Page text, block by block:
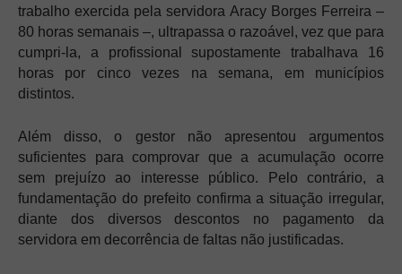
trabalho exercida pela servidora Aracy Borges Ferreira –
80 horas semanais –, ultrapassa o razoável, vez que para
cumpri-la, a profissional supostamente trabalhava 16
horas por cinco vezes na semana, em municípios
distintos.
Além disso, o gestor não apresentou argumentos
suficientes para comprovar que a acumulação ocorre
sem prejuízo ao interesse público. Pelo contrário, a
fundamentação do prefeito confirma a situação irregular,
diante dos diversos descontos no pagamento da
servidora em decorrência de faltas não justificadas.